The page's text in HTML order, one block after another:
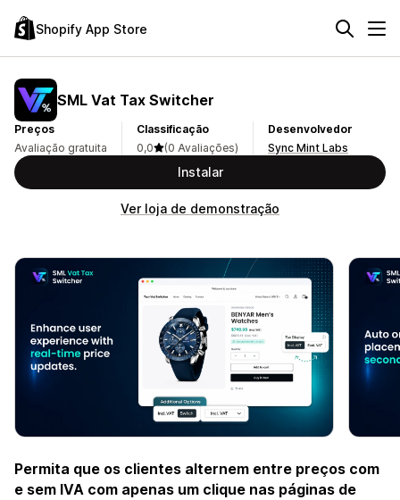
Shopify App Store
SML Vat Tax Switcher
Preços
Avaliação gratuita
Classificação
0,0
(0 Avaliações)
Desenvolvedor
Sync Mint Labs
Instalar
Ver loja de demonstração
Permita que os clientes alternem entre preços com
e sem IVA com apenas um clique nas páginas de